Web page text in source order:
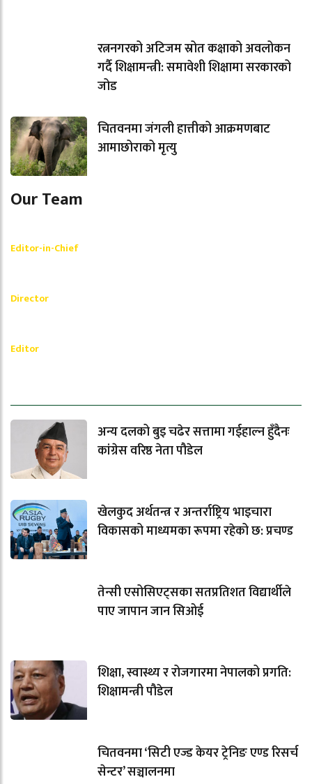
रत्ननगरको अटिजम स्रोत कक्षाको अवलोकन
गर्दै शिक्षामन्त्री: समावेशी शिक्षामा सरकारको
जोड
चितवनमा जंगली हात्तीको आक्रमणबाट
आमाछोराको मृत्यु
Our Team
Editor-in-Chief
Director
Editor
अन्य दलको बुइ चढेर सत्तामा गईहाल्न हुँदैनः
कांग्रेस वरिष्ठ नेता पौडेल
खेलकुद अर्थतन्त्र र अन्तर्राष्ट्रिय भाइचारा
विकासको माध्यमका रूपमा रहेको छ: प्रचण्ड
तेन्सी एसोसिएट्सका सतप्रतिशत विद्यार्थीले
पाए जापान जान सिओई
शिक्षा, स्वास्थ्य र रोजगारमा नेपालको प्रगति:
शिक्षामन्त्री पौडेल
चितवनमा ‘सिटी एज्ड केयर ट्रेनिङ एण्ड रिसर्च
सेन्टर’ सञ्चालनमा